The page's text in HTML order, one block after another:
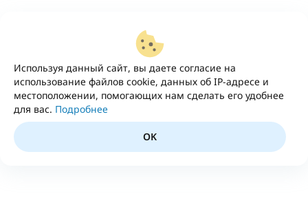
Используя данный сайт, вы даете согласие на
использование файлов cookie, данных об IP-адресе и
местоположении, помогающих нам сделать его удобнее
для вас. Подробнее
OK